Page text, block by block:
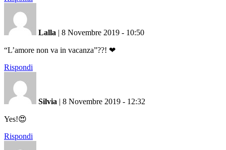
Lalla | 8 Novembre 2019 - 10:50
“L’amore non va in vacanza”??! ❤
Rispondi
Silvia | 8 Novembre 2019 - 12:32
Yes!😍
Rispondi